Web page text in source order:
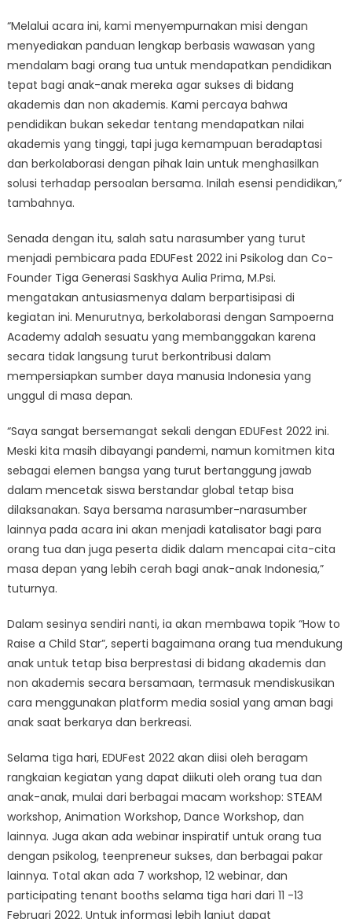
“Melalui acara ini, kami menyempurnakan misi dengan
menyediakan panduan lengkap berbasis wawasan yang
mendalam bagi orang tua untuk mendapatkan pendidikan
tepat bagi anak-anak mereka agar sukses di bidang
akademis dan non akademis. Kami percaya bahwa
pendidikan bukan sekedar tentang mendapatkan nilai
akademis yang tinggi, tapi juga kemampuan beradaptasi
dan berkolaborasi dengan pihak lain untuk menghasilkan
solusi terhadap persoalan bersama. Inilah esensi pendidikan,”
tambahnya.
Senada dengan itu, salah satu narasumber yang turut
menjadi pembicara pada EDUFest 2022 ini Psikolog dan Co-
Founder Tiga Generasi Saskhya Aulia Prima, M.Psi.
mengatakan antusiasmenya dalam berpartisipasi di
kegiatan ini. Menurutnya, berkolaborasi dengan Sampoerna
Academy adalah sesuatu yang membanggakan karena
secara tidak langsung turut berkontribusi dalam
mempersiapkan sumber daya manusia Indonesia yang
unggul di masa depan.
“Saya sangat bersemangat sekali dengan EDUFest 2022 ini.
Meski kita masih dibayangi pandemi, namun komitmen kita
sebagai elemen bangsa yang turut bertanggung jawab
dalam mencetak siswa berstandar global tetap bisa
dilaksanakan. Saya bersama narasumber-narasumber
lainnya pada acara ini akan menjadi katalisator bagi para
orang tua dan juga peserta didik dalam mencapai cita-cita
masa depan yang lebih cerah bagi anak-anak Indonesia,”
tuturnya.
Dalam sesinya sendiri nanti, ia akan membawa topik “How to
Raise a Child Star”, seperti bagaimana orang tua mendukung
anak untuk tetap bisa berprestasi di bidang akademis dan
non akademis secara bersamaan, termasuk mendiskusikan
cara menggunakan platform media sosial yang aman bagi
anak saat berkarya dan berkreasi.
Selama tiga hari, EDUFest 2022 akan diisi oleh beragam
rangkaian kegiatan yang dapat diikuti oleh orang tua dan
anak-anak, mulai dari berbagai macam workshop: STEAM
workshop, Animation Workshop, Dance Workshop, dan
lainnya. Juga akan ada webinar inspiratif untuk orang tua
dengan psikolog, teenpreneur sukses, dan berbagai pakar
lainnya. Total akan ada 7 workshop, 12 webinar, dan
participating tenant booths selama tiga hari dari 11 -13
Februari 2022. Untuk informasi lebih lanjut dapat